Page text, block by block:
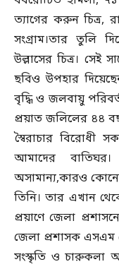
ত্যাগের করুন চিত্র,
সংগ্রাম।তার তুলি
উল্লাসের চিত্র। সেই
ছবিও উপহার
বৃদ্ধি ও জলবায়ু
প্রয়াত জলিলের ৪৪
স্বৈরাচার বিরোধী
আমাদের
অসামান্য,কারও
তিনি। তার এখান
প্রয়াণে জেলা
জেলা প্রশাসক এসএম
সংস্কৃতি ও চারুকলা